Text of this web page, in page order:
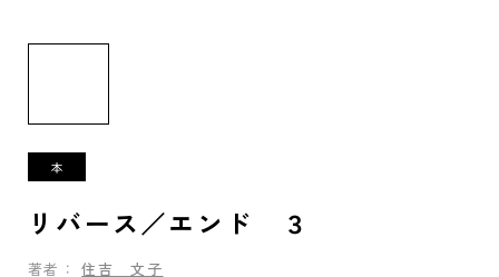
リバース／エンド ３
著者： 住吉 文子